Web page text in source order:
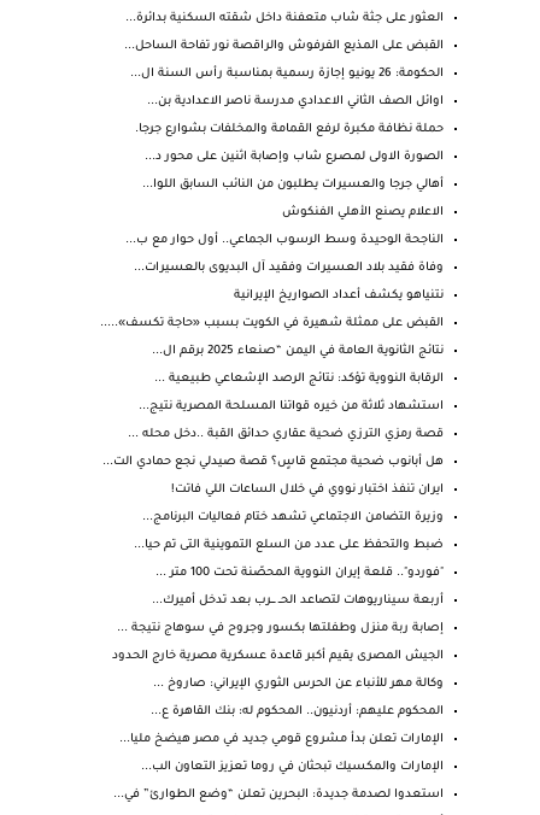
العثور على جثة شاب متعفنة داخل شقته السكنية بدائرة...
القبض على المذيع الفرفوش والراقصة نور تفاحة الساحل...
الحكومة: 26 يونيو إجازة رسمية بمناسبة رأس السنة ال...
اوائل الصف الثاني الاعدادي مدرسة ناصر الاعدادية بن...
حملة نظافة مكبرة لرفع القمامة والمخلفات بشوارع جرجا.
الصورة الاولى لمـصـرع شاب وإصابة اثنين على محور د...
أهالي جرجا والعسيرات يطلبون من النائب السابق اللوا...
الاعلام يصنع الأهلي الفنكوش
الناجحة الوحيدة وسط الرسوب الجماعي.. أول حوار مع ب...
وفاة فقيد بلاد العسيرات وفقيد آل البديوى بالعسيرات...
نتنياهو يكشف أعداد الصواريخ الإيرانية
القبض على ممثلة شهيرة في الكويت بسبب «حاجة تكسف».....
نتائج الثانوية العامة في اليمن “صنعاء 2025 برقم ال...
الرقابة النووية تؤكد: نتائج الرصد الإشعاعي طبيعية ...
استشهاد ثلاثة من خيره قواتنا المسلحة المصرية نتيج...
قصة رمزي الترزي ضحية عقاري حدائق القبة ..دخل محله ...
هل أبانوب ضحية مجتمع قاسٍ؟ قصة صيدلي نجع حمادي الت...
ايران تنفذ اختبار نووي في خلال الساعات اللي فاتت!
وزيرة التضامن الاجتماعي تشهد ختام فعاليات البرنامج...
ضبط والتحفظ على عدد من السلع التموينية التى تم حيا...
"فوردو".. قلعة إيران النووية المحصّنة تحت 100 متر ...
أربعة سيناريوهات لتصاعد الحــ ـــرب بعد تدخل أميرك...
إصابة ربة منزل وطفلتها بكسور وجروح في سوهاج نتيجة ...
الجيش المصرى يقيم أكبر قاعدة عسكرية مصرية خارج الحدود
وكالة مهر للأنباء عن الحرس الثوري الإيراني: صاروخ ...
المحكوم عليهم: أردنيون.. المحكوم له: بنك القاهرة ع...
الإمارات تعلن بدأ مشروع قومي جديد في مصر هيضخ مليا...
الإمارات والمكسيك تبحثان في روما تعزيز التعاون الب...
استعدوا لصدمة جديدة: البحرين تعلن “وضع الطوارئ” في...